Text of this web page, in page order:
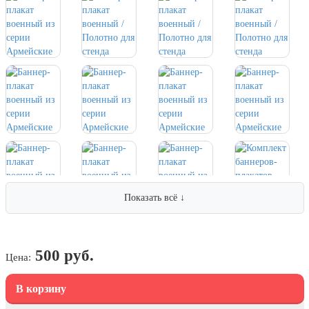
парада на Красной площади
7 ноября, День Октябрьской
революции
внутренних дел РФ
13 ноября, День Войск РХБЗ
19 ноября, День Ракетных Войск и
Артиллерии
День матери (последнее воскресенье
ноября)
контрнаступления советских войск
9 декабря, День Героев Отечества
12 декабря, День конституции РФ
Показать всё ↓
Цена: 500 руб.
В корзину